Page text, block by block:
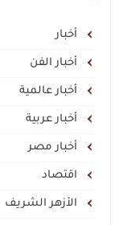
أخبار
أخبار الفن
أخبار عالمية
أخبار عربية
أخبار مصر
اقتصاد
الأزهر الشريف